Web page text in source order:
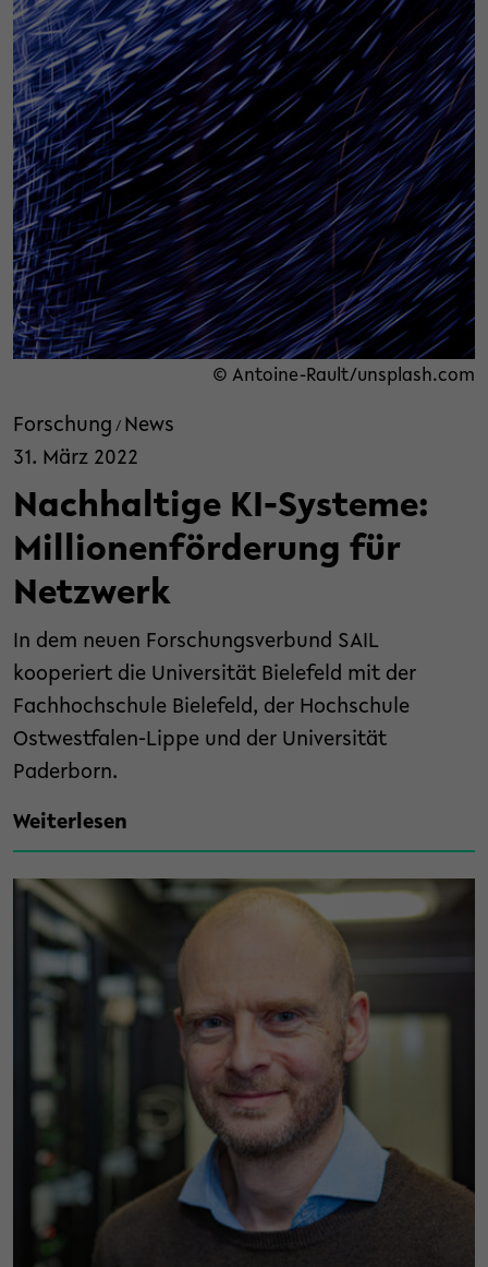
© Antoine-Rault/unsplash.com
Forschung / News
31. März 2022
Nachhaltige KI-Systeme:
Millionenförderung für
Netzwerk
In dem neuen Forschungsverbund SAIL
kooperiert die Universität Bielefeld mit der
Fachhochschule Bielefeld, der Hochschule
Ostwestfalen-Lippe und der Universität
Paderborn.
Weiterlesen